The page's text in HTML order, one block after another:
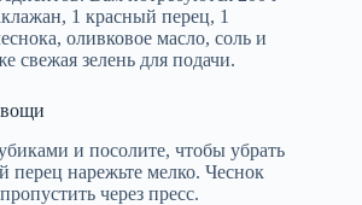
1 красный перец, 1
оливковое масло, соль и
свежая зелень для подачи.
и посолите, чтобы убрать
перец нарежьте мелко. Чеснок
через пресс.